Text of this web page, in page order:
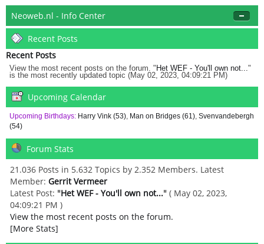
Neoweb.nl - Info Center
Recent Posts
Recent Posts
View the most recent posts on the forum. " Het WEF - You'll own not..."
is the most recently updated topic (May 02, 2023, 04:09:21 PM)
Upcoming Calendar
Upcoming Birthdays: Harry Vink (53), Man on Bridges (61), Svenvandebergh
(54)
Forum Stats
21.036 Posts in 5.632 Topics by 2.352 Members. Latest
Member: Gerrit Vermeer
Latest Post: "Het WEF - You'll own not..." ( May 02, 2023,
04:09:21 PM )
View the most recent posts on the forum.
[More Stats]